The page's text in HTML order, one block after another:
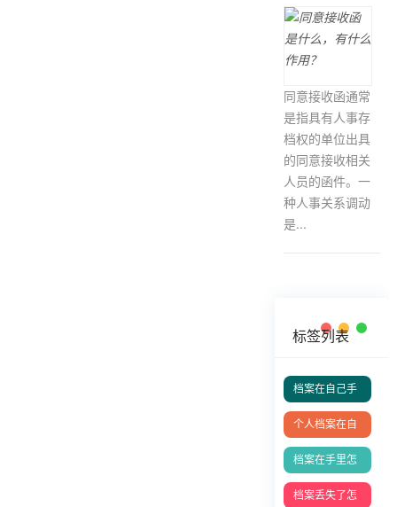
同意接收函通常
是指具有人事存
档权的单位出具
的同意接收相关
人员的函件。一
种人事关系调动
是...
标签列表
档案在自己手
里成死档如何
激活？
个人档案在自
己手里怎么办
档案在手里怎
么存档
档案丢失了怎